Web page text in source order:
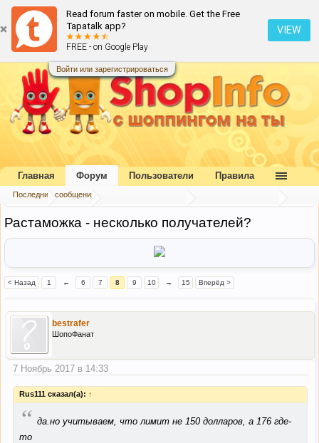
Read forum faster on mobile. Get the Free
Tapatalk app?
FREE - on Google Play
VIEW
Войти или зарегистрироваться
Главная Форум
Растаможка - несколько получателей?
< Назад 1 ← 6 7 8 9 10 → 15 Вперёд >
bestrafer
ШопоФанат
7 Ноябрь 2017 в 14:33
Rus111 сказал(а): ↑
“ да.но учитываем, что лимит не 150 долларов, а 176 где-
то
Главная Форум
Последние сообщения
Пользователи Правила